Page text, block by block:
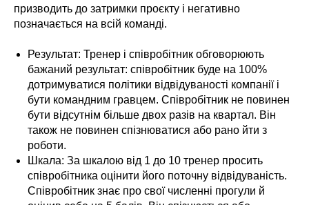
призводить до затримки проєкту і негативно
позначається на всій команді.
Результат: Тренер і співробітник обговорюють
бажаний результат: співробітник буде на 100%
дотримуватися політики відвідуваності компанії і
бути командним гравцем. Співробітник не повинен
бути відсутнім більше двох разів на квартал. Він
також не повинен спізнюватися або рано йти з
роботи.
Шкала: За шкалою від 1 до 10 тренер просить
співробітника оцінити його поточну відвідуваність.
Співробітник знає про свої численні прогули й